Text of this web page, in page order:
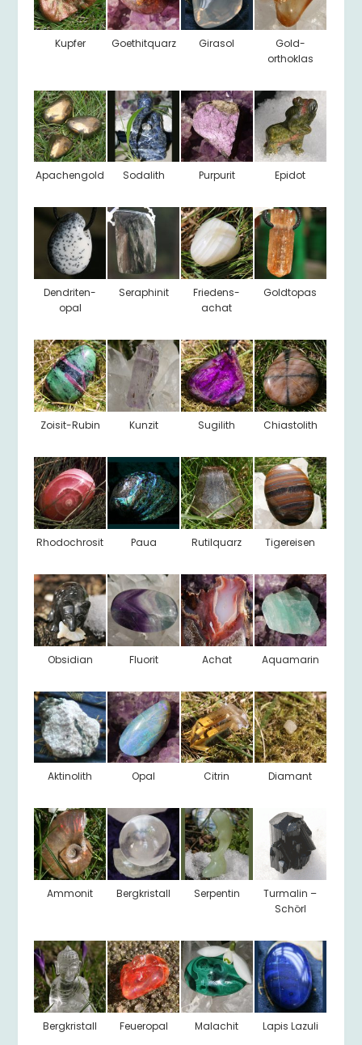
Kupfer Goethitquarz Girasol
Gold-
orthoklas
Apachengold Sodalith Purpurit Epidot
Dendriten-
opal
Seraphinit
Friedens-
achat
Goldtopas
Zoisit-Rubin Kunzit Sugilith Chiastolith
Rhodochrosit Paua Rutilquarz Tigereisen
Obsidian Fluorit Achat Aquamarin
Aktinolith Opal Citrin Diamant
Ammonit Bergkristall Serpentin
Turmalin –
Schörl
Bergkristall Feueropal Malachit Lapis Lazuli